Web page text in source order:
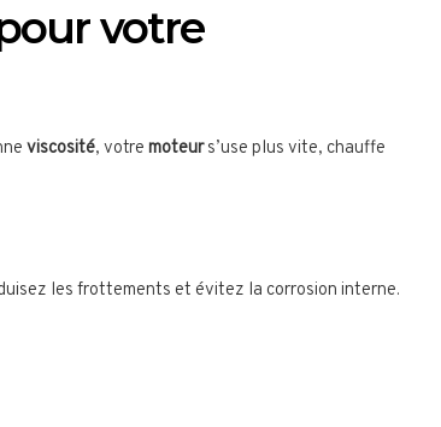
votre
viscosité, votre moteurs’use plus vite, chauffe
les frottements et évitez la corrosion interne.